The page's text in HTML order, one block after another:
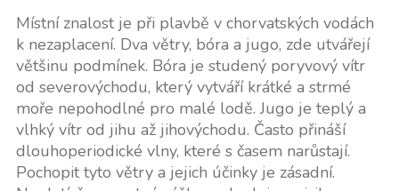
Místní znalost je při plavbě v chorvatských vodách
k nezaplacení. Dva větry, bóra a jugo, zde utvářejí
většinu podmínek. Bóra je studený poryvový vítr
od severovýchodu, který vytváří krátké a strmé
moře nepohodlné pro malé lodě. Jugo je teplý a
vlhký vítr od jihu až jihovýchodu. Často přináší
dlouhoperiodické vlny, které s časem narůstají.
Pochopit tyto větry a jejich účinky je zásadní.